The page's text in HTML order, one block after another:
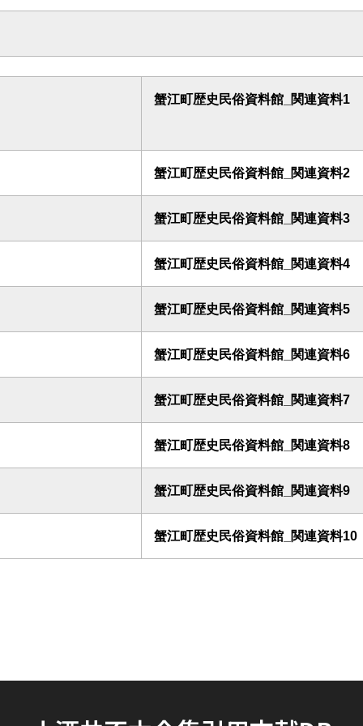
蟹江町歴史民俗資料館_関連資料1
蟹江町歴史民俗資料館_関連資料2
蟹江町歴史民俗資料館_関連資料3
蟹江町歴史民俗資料館_関連資料4
蟹江町歴史民俗資料館_関連資料5
蟹江町歴史民俗資料館_関連資料6
蟹江町歴史民俗資料館_関連資料7
蟹江町歴史民俗資料館_関連資料8
蟹江町歴史民俗資料館_関連資料9
蟹江町歴史民俗資料館_関連資料10